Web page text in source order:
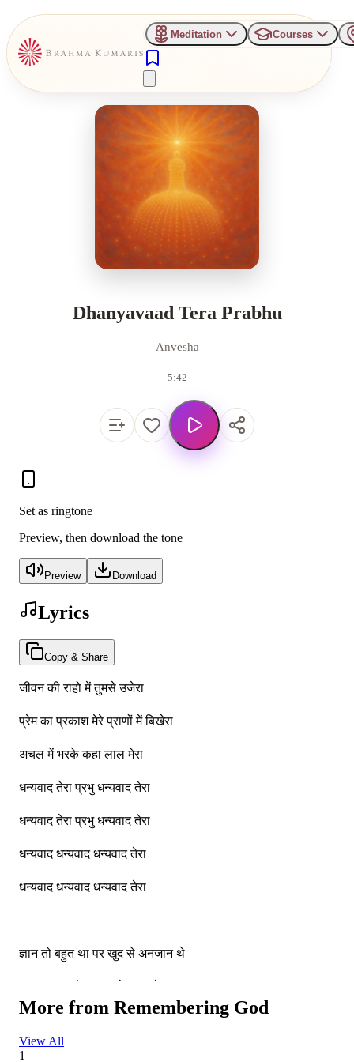
Meditation Courses
Dhanyavaad Tera Prabhu
Anvesha
5:42
Set as ringtone
Preview, then download the tone
Preview Download
Lyrics
Copy & Share
जीवन की राहो में तुमसे उजेरा
प्रेम का प्रकाश मेरे प्राणों में बिखेरा
अचल में भरके कहा लाल मेरा
धन्यवाद तेरा प्रभु धन्यवाद तेरा
धन्यवाद तेरा प्रभु धन्यवाद तेरा
धन्यवाद धन्यवाद धन्यवाद तेरा
धन्यवाद धन्यवाद धन्यवाद तेरा
ज्ञान तो बहुत था पर खुद से अनजान थे
सद्गुणों से कर दिया है शृंगार मेरा
More from Remembering God
View All
1